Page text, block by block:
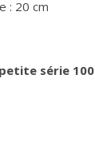
: 20 cm
série